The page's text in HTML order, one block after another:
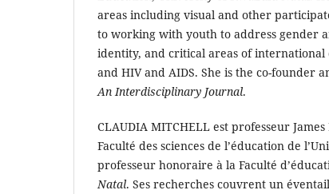
areas including visual and other
to working with youth to address gender
identity, and critical areas of
and HIV and AIDS. She is the co-founder
An Interdisciplinary Journal.
CLAUDIA MITCHELL est professeur
Faculté des sciences de l’éducation de
professeur honoraire à la Faculté
Natal. Ses recherches couvrent un